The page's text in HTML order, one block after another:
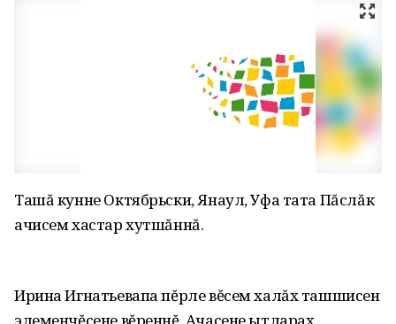
Ташă кунне Октябрьски, Янаул, Уфа тата Пăслăк
ачисем хастар хутшăннă.
Ирина Игнатьевапа пĕрле вĕсем халăх ташшисен